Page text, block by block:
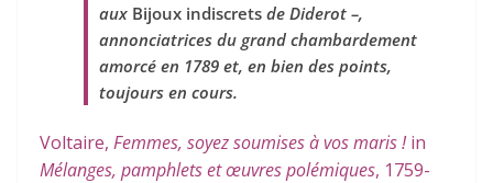
aux Bijoux indiscrets de Diderot –,
annonciatrices du grand chambardement
amorcé en 1789 et, en bien des points,
toujours en cours.
Voltaire, Femmes, soyez soumises à vos maris !in
Mélanges, pamphlets et œuvres polémiques, 1759-